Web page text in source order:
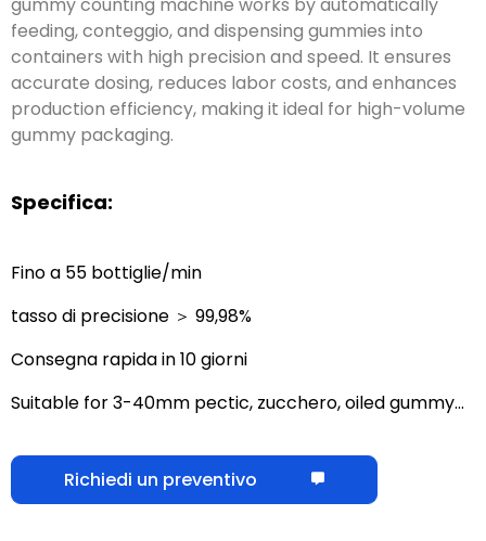
feeding, conteggio,and dispensing gummies into
containers with high precision and speed. It ensures
accurate dosing, reduces labor costs,and enhances
production efficiency, making it ideal for high-volume
gummy packaging.
Specifica:
Fino a 55 bottiglie/min
tasso di precisione ＞ 99,98%
Consegna rapida in 10 giorni
Suitable for 3-40mm pectic, zucchero,oiled gummy…
Richiedi un preventivo